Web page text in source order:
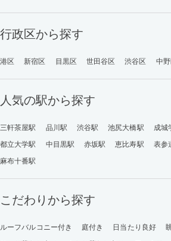
行政区から探す
港区 新宿区 目黒区 世田谷区 渋谷区 中
人気の駅から探す
三軒茶屋駅 品川駅 渋谷駅 池尻大橋駅 成城
都立大学駅
中目黒駅 赤坂駅 恵比寿駅 表参
麻布十番駅
こだわりから探す
ルーフバルコニー付き 庭付き 日当たり良好